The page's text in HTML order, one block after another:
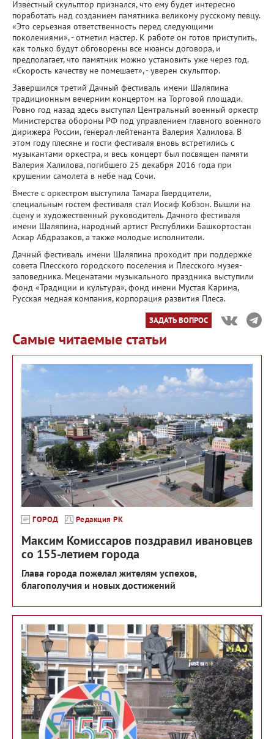
Известный скульптор признался, что ему будет интересно
поработать над созданием памятника великому русскому певцу.
«Это серьезная ответственность перед следующими
поколениями», - отметил мастер. К работе он готов приступить,
как только будут обговорены все нюансы договора, и
предполагает, что памятник можно установить уже через год.
«Скорость качеству не помешает», - уверен скульптор.
Завершился третий Дачный фестиваль имени Шаляпина
традиционным вечерним концертом на Торговой площади.
Ровно год назад здесь выступал Центральный военный оркестр
Министерства обороны РФ под управлением главного военного
дирижера России, генерал-лейтенанта Валерия Халилова. В
этом году плесяне и гости фестиваля вновь встретились с
музыкантами оркестра, и весь концерт был посвящен памяти
Валерия Халилова, погибшего 25 декабря 2016 года при
крушении самолета в небе над Сочи.
Вместе с оркестром выступила Тамара Гвердцители,
специальным гостем фестиваля стал Иосиф Кобзон. Вышли на
сцену и художественный руководитель Дачного фестиваля
имени Шаляпина, народный артист Республики Башкортостан
Аскар Абдразаков, а также молодые исполнители.
Дачный фестиваль имени Шаляпина проходит при поддержке
совета Плесского городского поселения и Плесского музея-
заповедника. Меценатами музыкального праздника выступили
фонд «Традиции и культура», фонд имени Мустая Карима,
Русская медная компания, корпорация развития Плеса.
ЗАДАТЬ ВОПРОС
Самые читаемые статьи
ГОРОД Редакция РК
Максим Комиссаров поздравил ивановцев
со 155-летием города
Глава города пожелал жителям успехов,
благополучия и новых достижений